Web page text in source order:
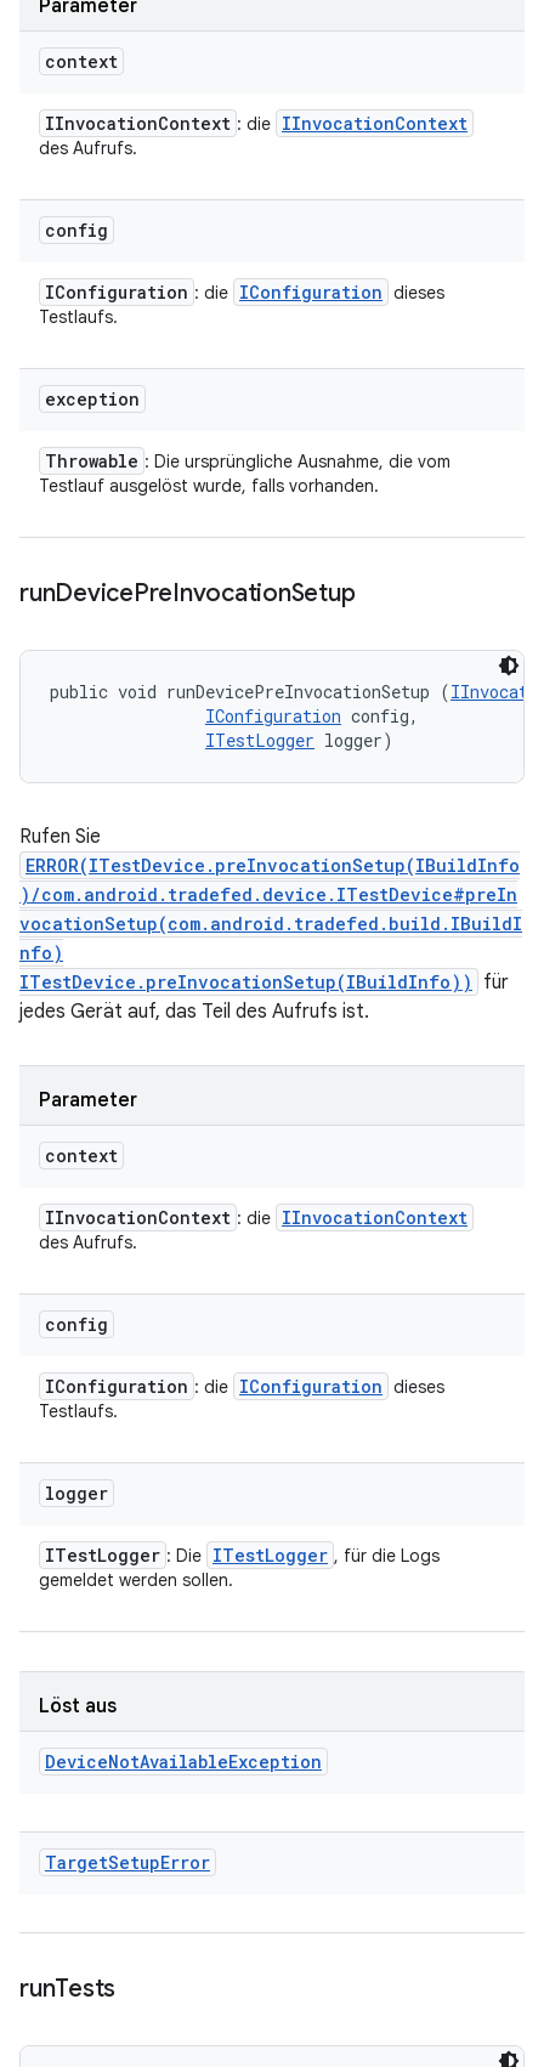
Parameter
context
IInvocationContext : die IInvocationContext
des Aufrufs.
config
IConfiguration : die IConfiguration dieses
Testlaufs.
exception
Throwable : Die ursprüngliche Ausnahme, die vom
Testlauf ausgelöst wurde, falls vorhanden.
runDevicePreInvocationSetup
public void runDevicePreInvocationSetup (
IConfiguration config,
ITestLogger logger)
Rufen Sie
ERROR(ITestDevice.preInvocationSetup(IBuildInfo
)/com.android.tradefed.device.ITestDevice#preIn
vocationSetup(com.android.tradefed.build.IBuildI
nfo)
ITestDevice.preInvocationSetup(IBuildInfo))
für
jedes Gerät auf, das Teil des Aufrufs ist.
Parameter
context
IInvocationContext : die IInvocationContext
des Aufrufs.
config
IConfiguration : die IConfiguration dieses
Testlaufs.
logger
ITestLogger : Die ITestLogger , für die Logs
gemeldet werden sollen.
Löst aus
DeviceNotAvailableException
TargetSetupError
runTests